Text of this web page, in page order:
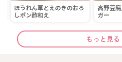
ほうれん草とえのきのおろ
しポン酢和え
高野豆
ガー
もっと見る